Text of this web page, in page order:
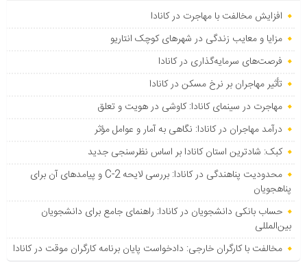
افزایش مخالفت با مهاجرت در کانادا
مزایا و معایب زندگی در شهرهای کوچک انتاریو
فرصت‌های سرمایه‌گذاری در کانادا
تأثیر مهاجران بر نرخ مسکن در کانادا
مهاجرت در سینمای کانادا: کاوشی در هویت و تعلق
درآمد مهاجران در کانادا: نگاهی به آمار و عوامل مؤثر
کبک: شادترین استان کانادا بر اساس نظرسنجی جدید
محدودیت پناهندگی در کانادا: بررسی لایحه C-2 و پیامدهای آن برای
پناهجویان
حساب بانکی دانشجویان در کانادا: راهنمای جامع برای دانشجویان
بین‌المللی
مخالفت با کارگران خارجی: دادخواست پایان برنامه کارگران موقت در کانادا